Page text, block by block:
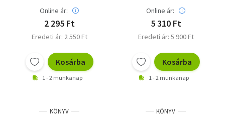
Online ár:
2 295 Ft
Eredeti ár: 2 550 Ft
Kosárba
1 - 2 munkanap
Online ár:
5 310 Ft
Eredeti ár: 5 900 Ft
Kosárba
1 - 2 munkanap
KÖNYV KÖNYV